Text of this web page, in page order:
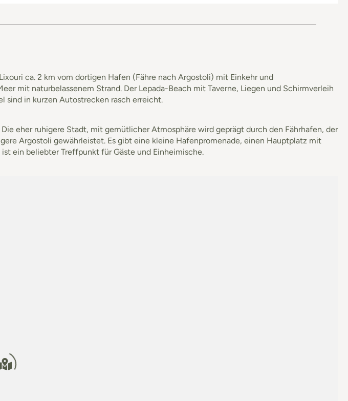
ca. 2 km vom dortigen Hafen (Fähre nach Argostoli) mit Einkehr und
mit naturbelassenem Strand. Der Lepada-Beach mit Taverne, Liegen und Schirmverleih
sind in kurzen Autostrecken rasch erreicht.
eher ruhigere Stadt, mit gemütlicher Atmosphäre wird geprägt durch den Fährhafen, der
Argostoli gewährleistet. Es gibt eine kleine Hafenpromenade, einen Hauptplatz mit
ein beliebter Treffpunkt für Gäste und Einheimische.